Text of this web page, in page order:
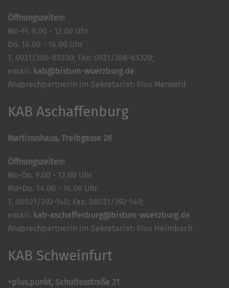
Öffnungszeiten:
Mo-Fr. 9.00 - 12.00 Uhr
Do. 14.00 - 16.00 Uhr
T. 0931/386-65330; Fax: 0931/386-65320;
email: kab@bistum-wuerzburg.de
Ansprechpartnerin im Sekretariat: Frau Merwald
KAB Aschaffenburg
Martinushaus, Treibgasse 26
Öffnungszeiten:
Mo-Do. 9.00 - 12.00 Uhr
Mo+Do. 14.00 - 16.00 Uhr
T. 06021/392-140; Fax: 06021/392-149;
email: kab-aschaffenburg@bistum-wuerzburg.de
Ansprechpartnerin im Sekretariat: Frau Heimbach
KAB Schweinfurt
+plus.punkt, Schultesstraße 21